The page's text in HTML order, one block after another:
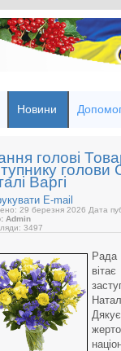
Новини
голові
голови
Варгі
E-mail
29 березня 2026 Дата
Admin
3497
Рада